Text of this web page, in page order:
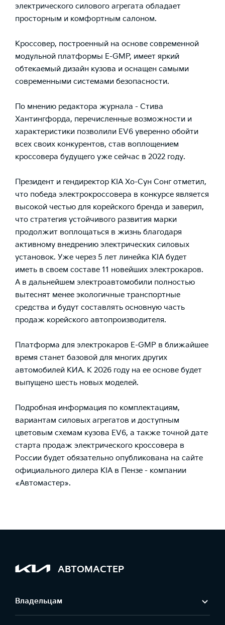
электрического силового агрегата обладает
просторным и комфортным салоном.
Кроссовер, построенный на основе современной
модульной платформы E-GMP, имеет яркий
обтекаемый дизайн кузова и оснащен самыми
современными системами безопасности.
По мнению редактора журнала - Стива
Хантингфорда, перечисленные возможности и
характеристики позволили EV6 уверенно обойти
всех своих конкурентов, став воплощением
кроссовера будущего уже сейчас в 2022 году.
Президент и гендиректор KIA Хо-Сун Сонг отметил,
что победа электрокроссовера в конкурсе является
высокой честью для корейского бренда и заверил,
что стратегия устойчивого развития марки
продолжит воплощаться в жизнь благодаря
активному внедрению электрических силовых
установок. Уже через 5 лет линейка KIA будет
иметь в своем составе 11 новейших электрокаров.
А в дальнейшем электроавтомобили полностью
вытеснят менее экологичные транспортные
средства и будут составлять основную часть
продаж корейского автопроизводителя.
Платформа для электрокаров E-GMP в ближайшее
время станет базовой для многих других
автомобилей КИА. К 2026 году на ее основе будет
выпущено шесть новых моделей.
Подробная информация по комплектациям,
вариантам силовых агрегатов и доступным
цветовым схемам кузова EV6, а также точной дате
старта продаж электрического кроссовера в
России будет обязательно опубликована на сайте
официального дилера KIA в Пензе - компании
«Автомастер».
АВТОМАСТЕР
Владельцам